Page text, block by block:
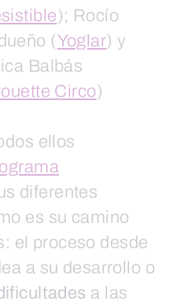
); Rocío
(Yoglar) y
Balbás
Circo)
ellos
diferentes
es su camino
el proceso desde
a su desarrollo o
a las